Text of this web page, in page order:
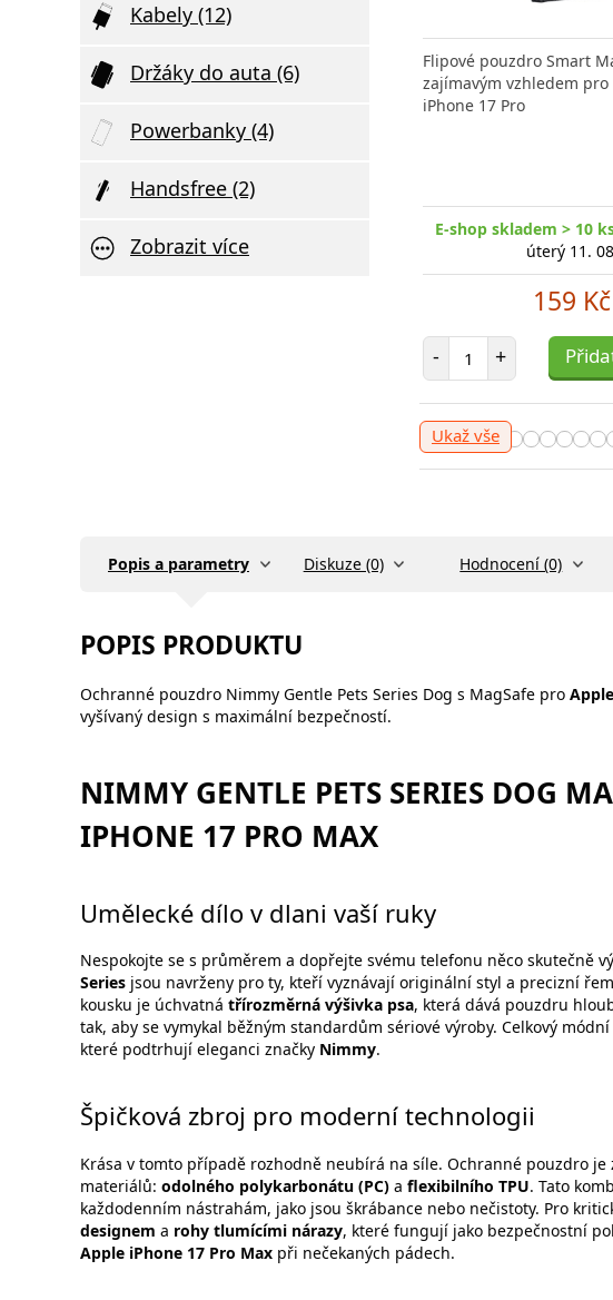
Kabely (12)
Držáky do auta (6)
Powerbanky (4)
Handsfree (2)
Zobrazit více
Flipové pouzdro Smart
zajímavým vzhledem
iPhone 17 Pro
E-shop skladem > 10
úterý 11.
159 Kč
- Počet položek
+
Ukaž vše
Originální Samsung bezdrátová
nabíječka pro telefony a sluchátka
E-shop skladem > 10 ks, odešleme v
Elegantní Design a
Ultratenká Bezdrátová
SWISSTEN 2v1 Hledáte
úterý 11. 08.
499 Kč
Počet položek
Popis a parametry Diskuze (0) Hodnocení (0)
POPIS PRODUKTU
Ochranné pouzdro Nimmy Gentle Pets Series Dog s MagSafe pro
vyšívaný design s maximální bezpečností.
NIMMY GENTLE PETS SERIES DOG
IPHONE 17 PRO MAX
Umělecké dílo v dlani vaší ruky
Nespokojte se s průměrem a dopřejte svému telefonu něco skutečně
Series jsou navrženy pro ty, kteří vyznávají originální styl a precizní
kousku je úchvatná třírozměrná výšivka psa, která dává pouzdru
tak, aby se vymykal běžným standardům sériové výroby. Celkový
které podtrhují eleganci značky Nimmy.
Špičková zbroj pro moderní technologii
Krása v tomto případě rozhodně neubírá na síle. Ochranné pouzdro
materiálů: odolného polykarbonátu (PC) a flexibilního TPU. Tato
každodenním nástrahám, jako jsou škrábance nebo nečistoty. Pro
designem a rohy tlumícími nárazy, které fungují jako bezpečnostní
Apple iPhone 17 Pro Max při nečekaných pádech.